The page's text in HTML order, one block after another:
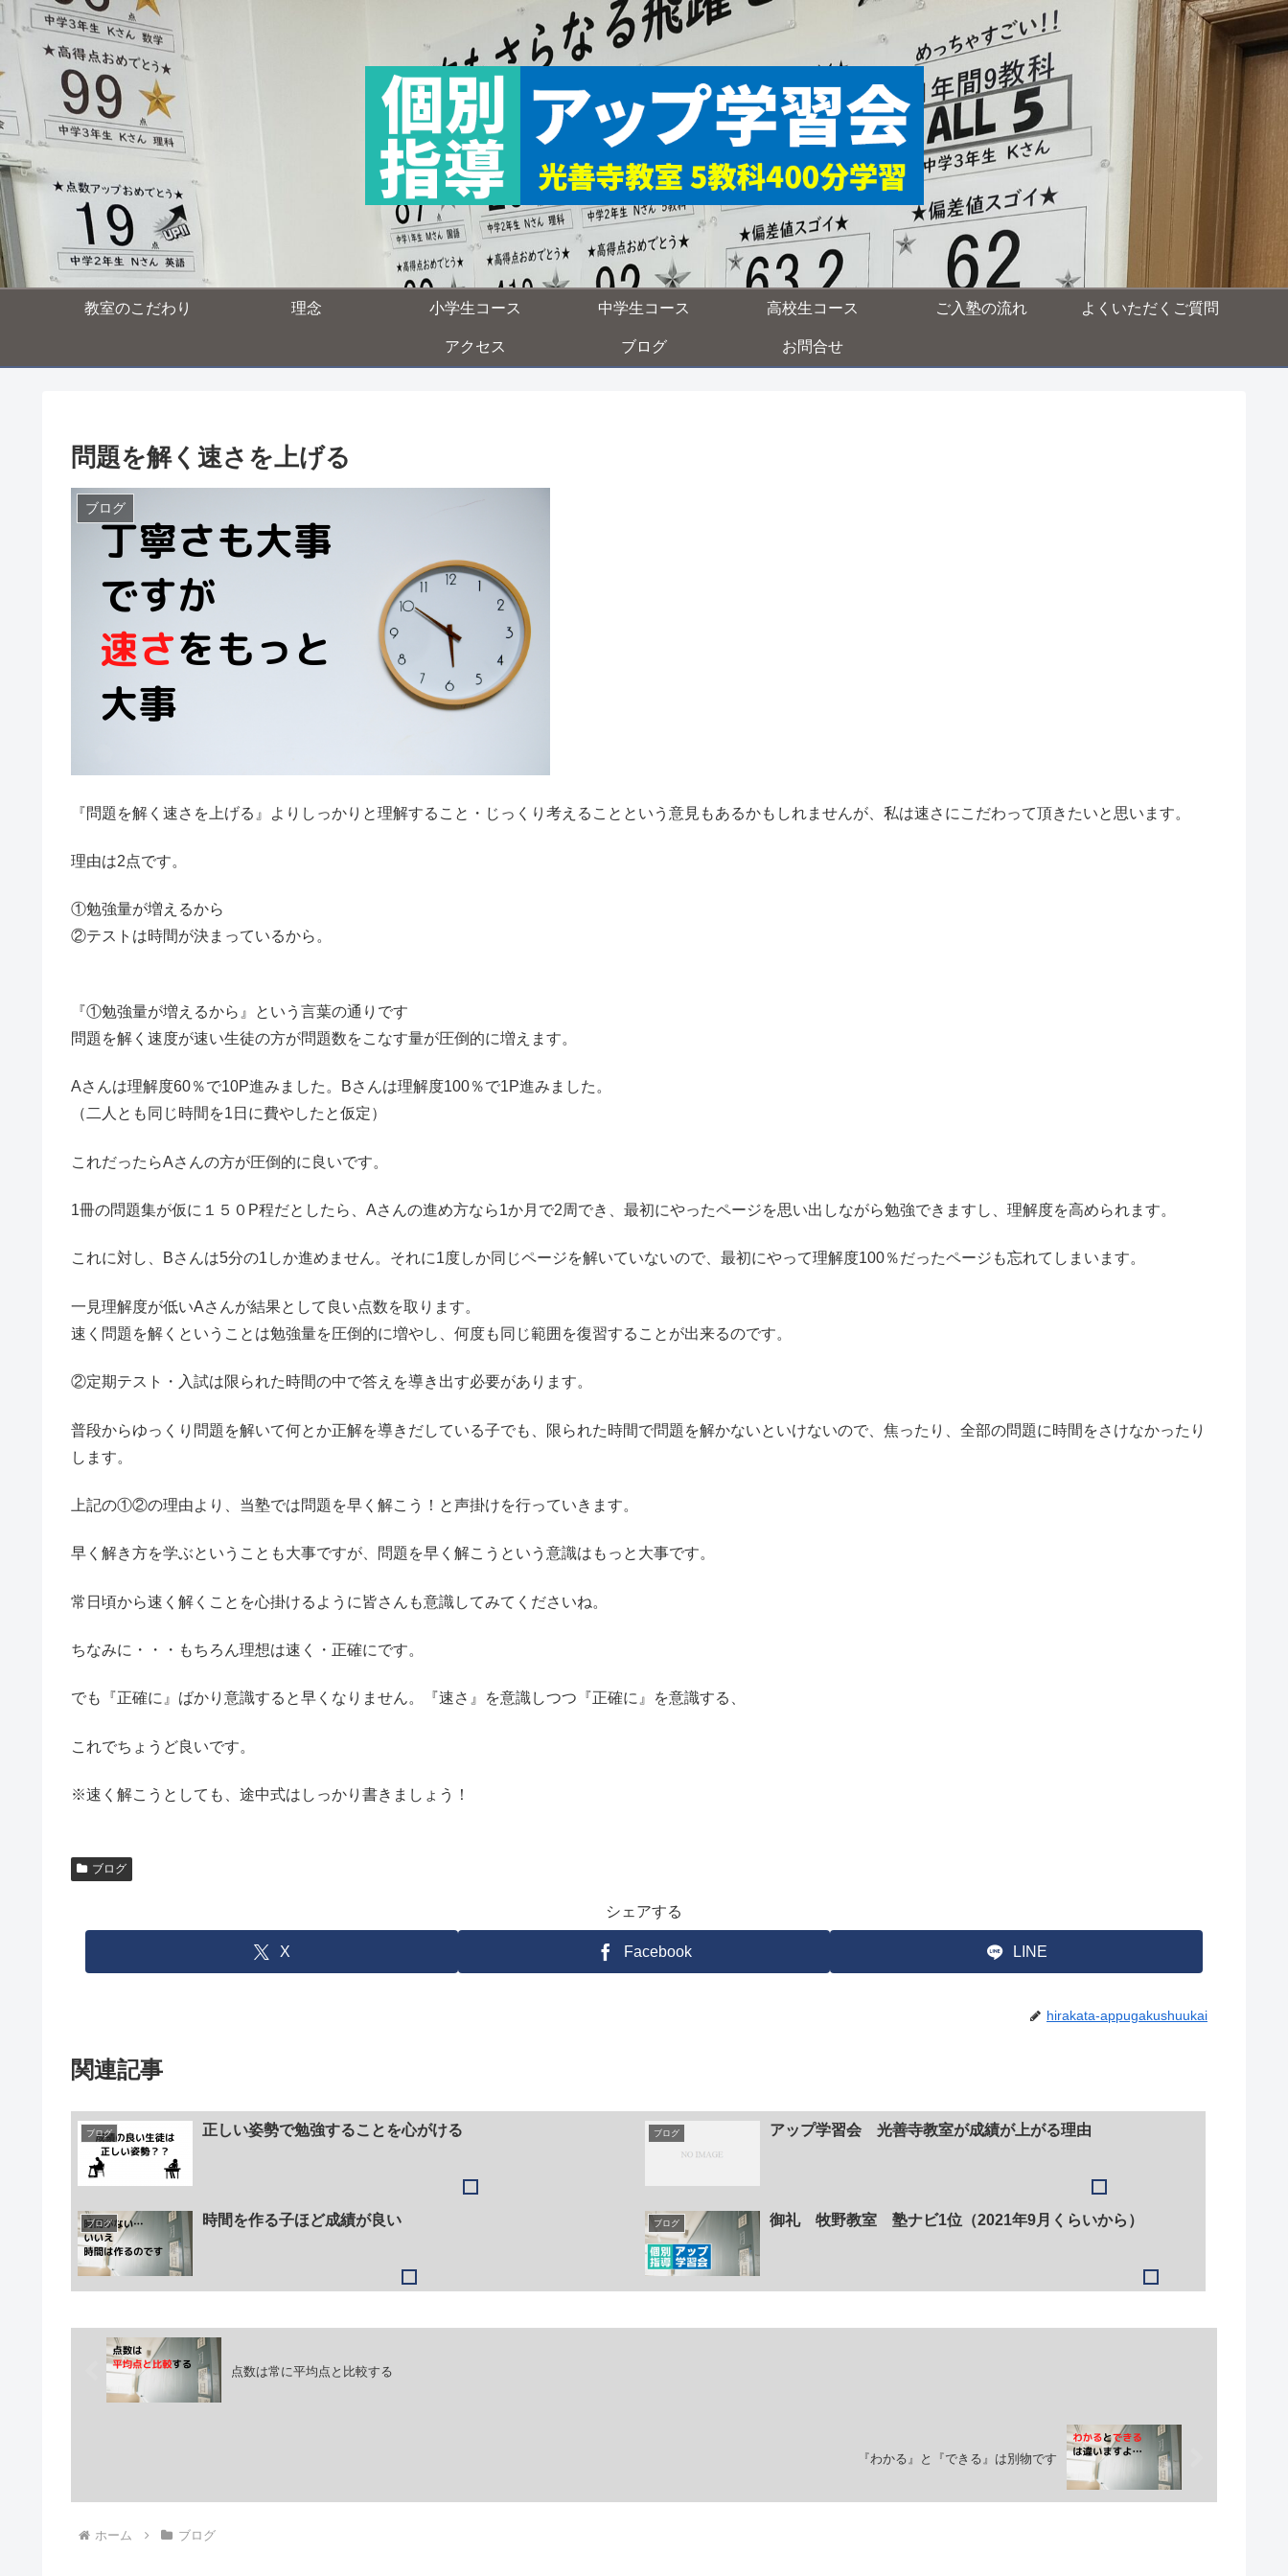
教室のこだわり 理念 小学生コース 中学生コース 高校生コース ご入塾の流れ よくいただくご質問
アクセス ブログ お問合せ
問題を解く速さを上げる
ブログ
『問題を解く速さを上げる』よりしっかりと理解すること・じっくり考えることという意見もあるかもしれませんが、私は速さにこだわって頂きたいと思います。
理由は2点です。
①勉強量が増えるから
②テストは時間が決まっているから。
『①勉強量が増えるから』という言葉の通りです
問題を解く速度が速い生徒の方が問題数をこなす量が圧倒的に増えます。
Aさんは理解度60％で10P進みました。Bさんは理解度100％で1P進みました。
（二人とも同じ時間を1日に費やしたと仮定）
これだったらAさんの方が圧倒的に良いです。
1冊の問題集が仮に１５０P程だとしたら、Aさんの進め方なら1か月で2周でき、最初にやったページを思い出しながら勉強できますし、理解度を高められます。
これに対し、Bさんは5分の1しか進めません。それに1度しか同じページを解いていないので、最初にやって理解度100％だったページも忘れてしまいます。
一見理解度が低いAさんが結果として良い点数を取ります。
速く問題を解くということは勉強量を圧倒的に増やし、何度も同じ範囲を復習することが出来るのです。
②定期テスト・入試は限られた時間の中で答えを導き出す必要があります。
普段からゆっくり問題を解いて何とか正解を導きだしている子でも、限られた時間で問題を解かないといけないので、焦ったり、全部の問題に時間をさけなかったり
します。
上記の①②の理由より、当塾では問題を早く解こう！と声掛けを行っていきます。
早く解き方を学ぶということも大事ですが、問題を早く解こうという意識はもっと大事です。
常日頃から速く解くことを心掛けるように皆さんも意識してみてくださいね。
ちなみに・・・もちろん理想は速く・正確にです。
でも『正確に』ばかり意識すると早くなりません。『速さ』を意識しつつ『正確に』を意識する、
これでちょうど良いです。
※速く解こうとしても、途中式はしっかり書きましょう！
ブログ
シェアする
X Facebook LINE
hirakata-appugakushuukai
関連記事
ブログ 正しい姿勢で勉強することを心がける ブログ アップ学習会 光善寺教室が成績が上がる理由
ブログ 時間を作る子ほど成績が良い ブログ 御礼 牧野教室 塾ナビ1位（2021年9月くらいから）
点数は常に平均点と比較する
『わかる』と『できる』は別物です
ホーム ブログ